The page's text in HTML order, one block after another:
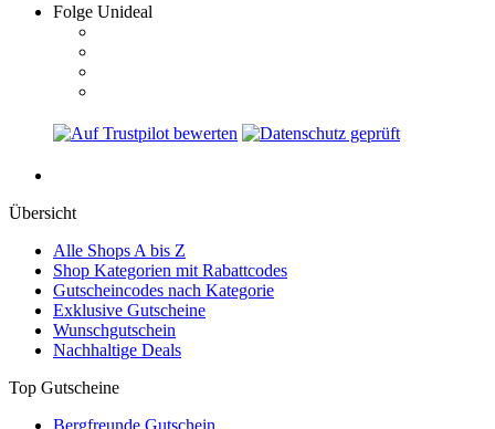
Folge Unideal
Übersicht
Alle Shops A bis Z
Shop Kategorien mit Rabattcodes
Gutscheincodes nach Kategorie
Exklusive Gutscheine
Wunschgutschein
Nachhaltige Deals
Top Gutscheine
Bergfreunde Gutschein